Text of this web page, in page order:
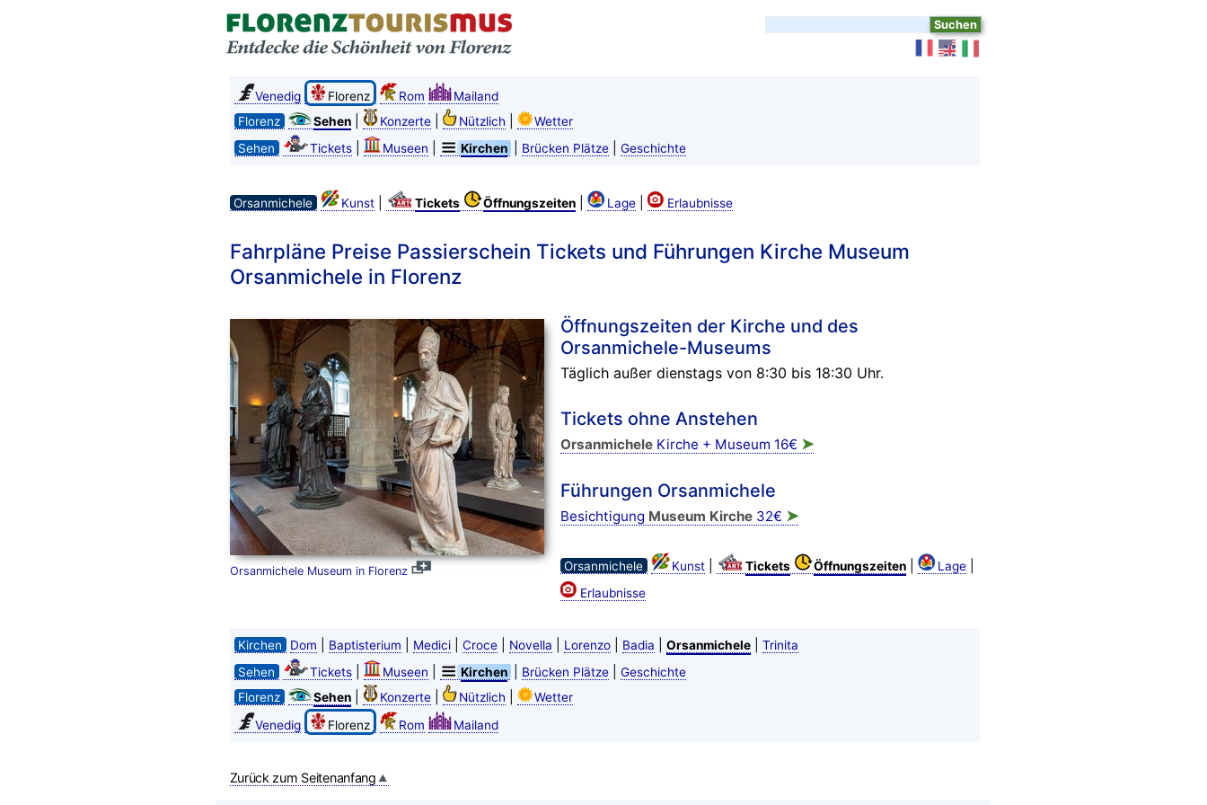
Venedig Florenz Rom
Mailand
Florenz
Sehen| Konzerte| Nützlich
Wetter
Sehen
Tickets| Museen Kirchen Brücken Plätze| Geschichte
Orsanmichele Kunst| Tickets Öffnungszeiten| Lage| Erlaubnisse
Fahrpläne Preise Passierschein Tickets und Führungen Kirche Museum
Orsanmichele in Florenz
Orsanmichele Museum in Florenz
Öffnungszeiten der Kirche und des
Orsanmichele-Museums
Täglich außer dienstags von 8:30 bis 18:30 Uhr.
Tickets ohne Anstehen
Orsanmichele Kirche + Museum 16€ ➤
Führungen Orsanmichele
Besichtigung Museum Kirche 32€ ➤
Orsanmichele Kunst Tickets Öffnungszeiten | Lage
Erlaubnisse
Kirchen Dom Baptisterium Medici| Croce| Novella Lorenzo| Badia Orsanmichele| Trinita
Sehen
Tickets| Museen Kirchen Brücken Plätze| Geschichte
Florenz
Sehen| Konzerte| Nützlich
Wetter
Venedig
Florenz Rom Mailand
Zurück zum Seitenanfang